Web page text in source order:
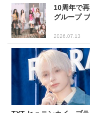
10周年で
グループ
2026.07.13